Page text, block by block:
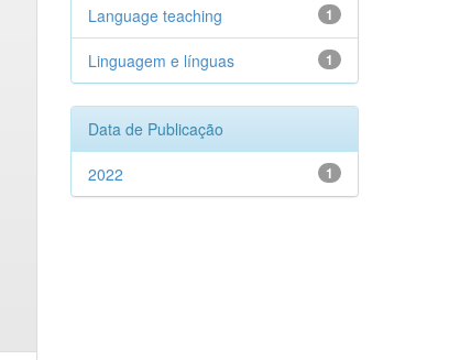
1
Language teaching
1
Linguagem e línguas
Data de Publicação
1
2022